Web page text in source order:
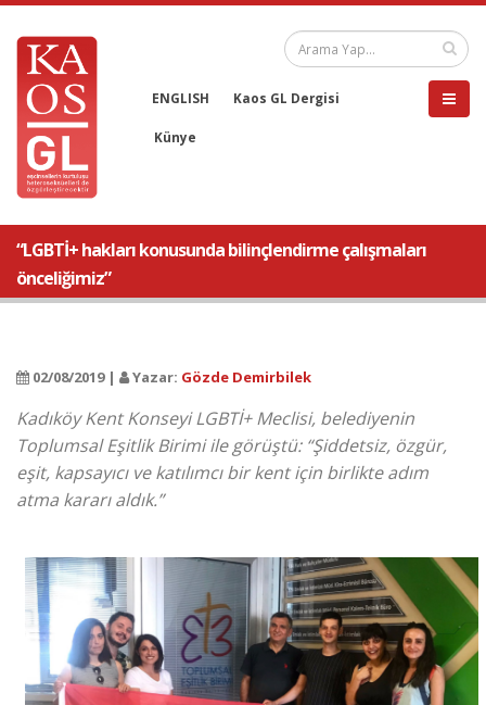
ENGLISH Kaos GL Dergisi
Künye
“LGBTİ+ hakları konusunda bilinçlendirme çalışmaları
önceliğimiz”
02/08/2019 | Yazar: Gözde Demirbilek
Kadıköy Kent Konseyi LGBTİ+ Meclisi, belediyenin
Toplumsal Eşitlik Birimi ile görüştü: “Şiddetsiz, özgür,
eşit, kapsayıcı ve katılımcı bir kent için birlikte adım
atma kararı aldık.”